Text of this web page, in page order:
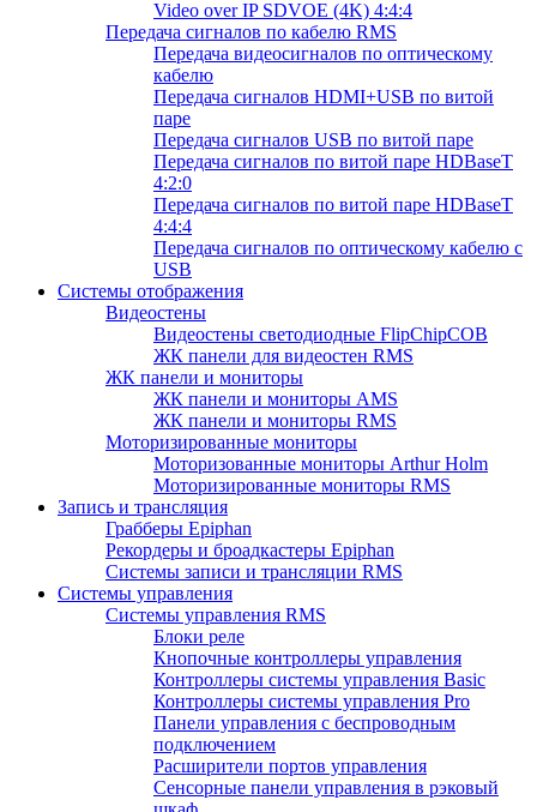
Video over IP SDVOE (4K) 4:4:4
Передача сигналов по кабелю RMS
Передача видеосигналов по оптическому
кабелю
Передача сигналов HDMI+USB по витой
паре
Передача сигналов USB по витой паре
Передача сигналов по витой паре HDBaseT
4:2:0
Передача сигналов по витой паре HDBaseT
4:4:4
Передача сигналов по оптическому кабелю с
USB
Системы отображения
Видеостены
Видеостены светодиодные FlipChipCOB
ЖК панели для видеостен RMS
ЖК панели и мониторы
ЖК панели и мониторы AMS
ЖК панели и мониторы RMS
Моторизированные мониторы
Моторизованные мониторы Arthur Holm
Моторизированные мониторы RMS
Запись и трансляция
Грабберы Epiphan
Рекордеры и броадкастеры Epiphan
Системы записи и трансляции RMS
Системы управления
Системы управления RMS
Блоки реле
Кнопочные контроллеры управления
Контроллеры системы управления Basic
Контроллеры системы управления Pro
Панели управления с беспроводным
подключением
Расширители портов управления
Сенсорные панели управления в рэковый